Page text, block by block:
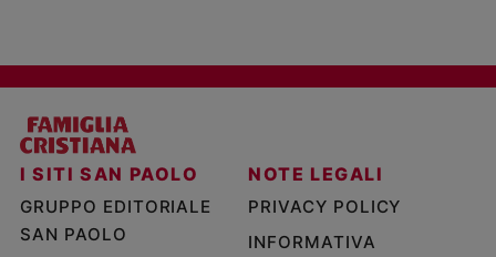
I SITI SAN PAOLO
GRUPPO EDITORIALE
SAN PAOLO
NOTE LEGALI
PRIVACY POLICY
INFORMATIVA